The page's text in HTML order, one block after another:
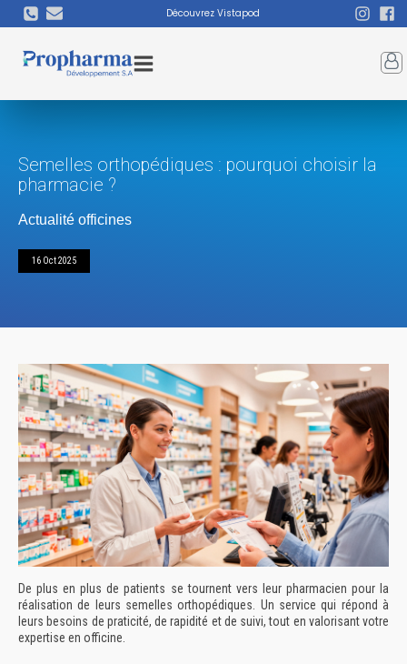
Découvrez Vistapod
Semelles orthopédiques : pourquoi choisir la
pharmacie ?
Actualité officines
16 Oct 2025
De plus en plus de patients se tournent vers leur pharmacien pour la
réalisation de leurs semelles orthopédiques. Un service qui répond à
leurs besoins de praticité, de rapidité et de suivi, tout en valorisant votre
expertise en officine.